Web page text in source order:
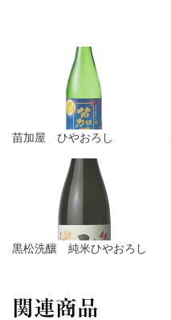
苗加屋 ひやおろし
黒松洗釀 純米ひやおろし
関連商品